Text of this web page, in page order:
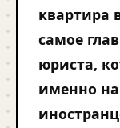
квартира
самое
юриста,
именно